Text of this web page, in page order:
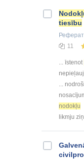
tiesību
Реферат
11
... īstenot
...
nodokļu
likmju